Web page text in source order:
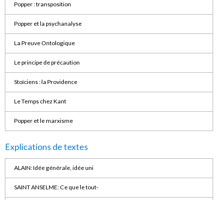
Popper : transposition
Popper et la psychanalyse
La Preuve Ontologique
Le principe de précaution
Stoïciens : la Providence
Le Temps chez Kant
Popper et le marxisme
Explications de textes
ALAIN: Idée générale, idée uni
SAINT ANSELME: Ce que le tout-